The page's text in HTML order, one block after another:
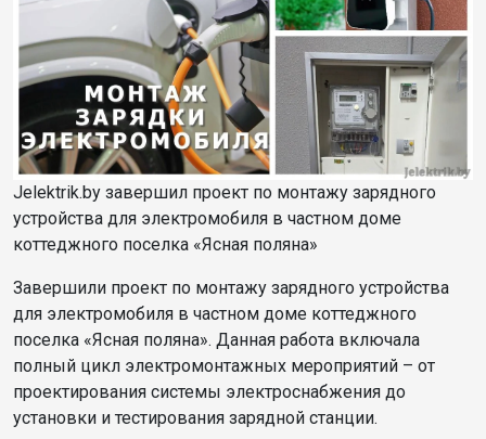
Jelektrik.by завершил проект по монтажу зарядного
устройства для электромобиля в частном доме
коттеджного поселка «Ясная поляна»
Завершили проект по монтажу зарядного устройства
для электромобиля в частном доме коттеджного
поселка «Ясная поляна». Данная работа включала
полный цикл электромонтажных мероприятий – от
проектирования системы электроснабжения до
установки и тестирования зарядной станции.